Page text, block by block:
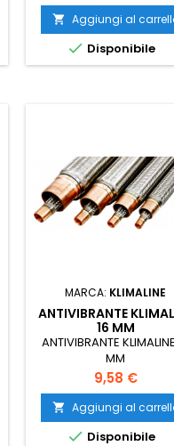
 Aggiungi al
 Disponibile
MARCA: KLIMALINE
ANTIVIBRANTE
16 MM
ANTIVIBRANTE
MM
Prezzo
9,58 €
 Aggiungi al
 Disponibile